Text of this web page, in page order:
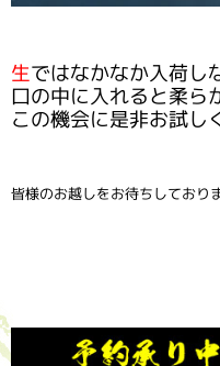
生ではなかなか入荷し
口の中に入れると柔ら
この機会に是非お試し
皆様のお越しをお待ちしており